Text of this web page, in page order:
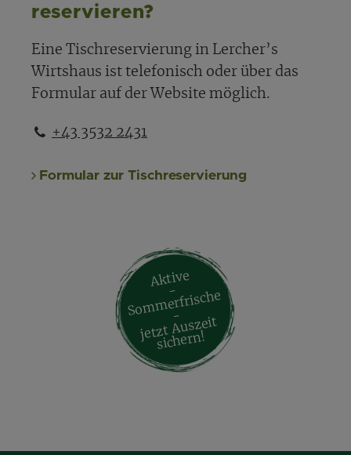
reservieren?
Eine Tischreservierung in Lercher’s
Wirtshaus ist telefonisch oder über das
Formular auf der Website möglich.
+43 3532 2431
Formular zur Tischreservierung
Aktive
-
So
m
merfrische
-
jetzt Auszeit
sichern!